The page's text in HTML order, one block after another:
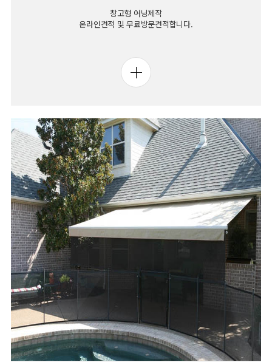
창고형 어닝제작
온라인견적 및 무료방문견적합니다.